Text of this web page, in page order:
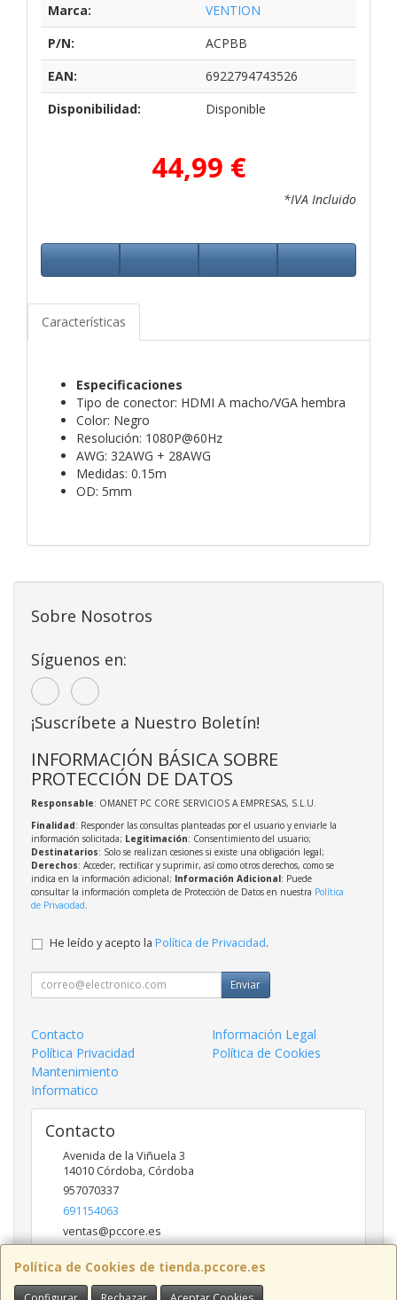
Marca:
VENTION
P/N:
ACPBB
EAN:
6922794743526
Disponibilidad:
Disponible
44,99 €
*IVA Incluido
Características
Especificaciones
Tipo de conector: HDMI A macho/VGA hembra
Color: Negro
Resolución: 1080P@60Hz
AWG: 32AWG + 28AWG
Medidas: 0.15m
OD: 5mm
Política de Cookies de tienda.pccore.es
Sobre Nosotros
Síguenos en:
¡Suscríbete a Nuestro Boletín!
INFORMACIÓN BÁSICA SOBRE
PROTECCIÓN DE DATOS
Responsable: OMANET PC CORE SERVICIOS A EMPRESAS, S.L.U.
Finalidad: Responder las consultas planteadas por el usuario y enviarle la
información solicitada; Legitimación: Consentimiento del usuario;
Destinatarios: Solo se realizan cesiones si existe una obligación legal;
Derechos: Acceder, rectificar y suprimir, así como otros derechos, como se
indica en la información adicional; Información Adicional: Puede
consultar la información completa de Protección de Datos en nuestra Política
de Privacidad
He leído y acepto la Política de Privacidad.
Enviar
Contacto
Información Legal
Política Privacidad
Política de Cookies
Mantenimiento
Informatico
Contacto
Avenida de la Viñuela 3
14010 Córdoba, Córdoba
957070337
691154063
ventas@pccore.es
Horario